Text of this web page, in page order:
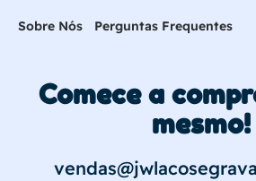
Sobre Nós Perguntas Frequentes
Comece a
mesmo!